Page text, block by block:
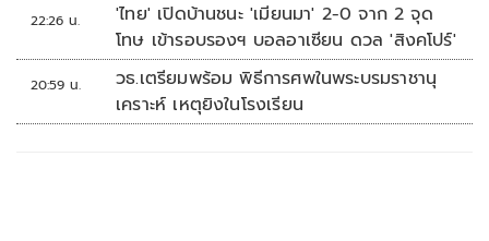
22:26 น.
'ไทย' เปิดบ้านชนะ 'เมียนมา' 2-0 จาก 2 จุด
โทษ เข้ารอบรองฯ บอลอาเซียน ดวล 'สิงคโปร์'
20:59 น.
วธ.เตรียมพร้อม พิธีการศพในพระบรมราชานุ
เคราะห์ เหตุยิงในโรงเรียน